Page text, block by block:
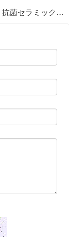
次 : バイオセラミックフィルター KDF 抗菌セラミックボール（水処理用）